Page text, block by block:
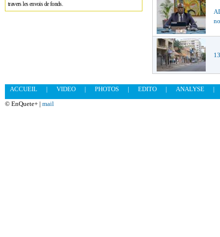
travers les envois de fonds.
ACCUEIL | VIDEO | PHOTOS | EDITO | ANALYSE
|
© EnQuete+ | mail